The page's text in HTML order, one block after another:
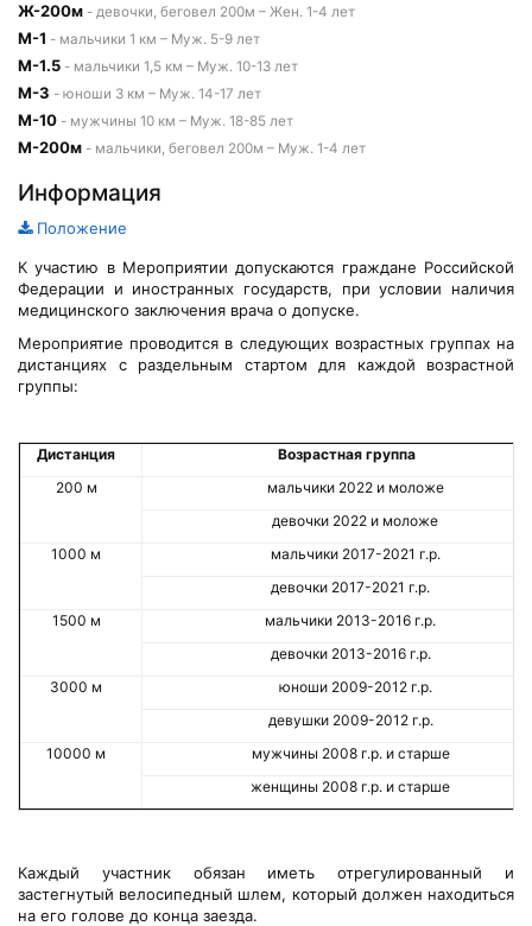
Ж-200м - девочки, беговел 200м – Жен. 1-4 лет
М-1 - мальчики 1 км – Муж. 5-9 лет
М-1.5 - мальчики 1,5 км – Муж. 10-13 лет
М-3 - юноши 3 км – Муж. 14-17 лет
М-10 - мужчины 10 км – Муж. 18-85 лет
М-200м - мальчики, беговел 200м – Муж. 1-4 лет
Информация
Положение
К участию в Мероприятии допускаются граждане Российской
Федерации и иностранных государств, при условии наличия
медицинского заключения врача о допуске.
Мероприятие проводится в следующих возрастных группах на
дистанциях с раздельным стартом для каждой возрастной
группы:
Дистанция
Возрастная группа
200 м
мальчики 2022 и моложе
девочки 2022 и моложе
1000 м
мальчики 2017-2021 г.р.
девочки 2017-2021 г.р.
1500 м
мальчики 2013-2016 г.р.
девочки 2013-2016 г.р.
3000 м
юноши 2009-2012 г.р.
девушки 2009-2012 г.р.
10000 м
мужчины 2008 г.р. и старше
женщины 2008 г.р. и старше
Каждый участник обязан иметь отрегулированный и
застегнутый велосипедный шлем, который должен находиться
на его голове до конца заезда.